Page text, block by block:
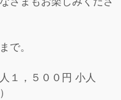
で。
１，５００円 小人